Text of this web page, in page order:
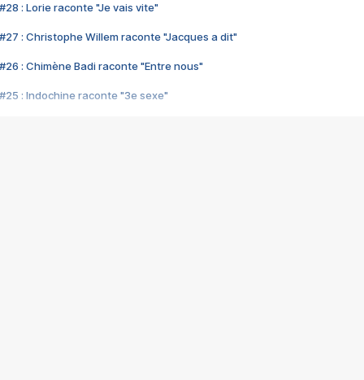
#28 : Lorie raconte "Je vais vite"
#27 : Christophe Willem raconte "Jacques a dit"
#26 : Chimène Badi raconte "Entre nous"
#25 : Indochine raconte "3e sexe"